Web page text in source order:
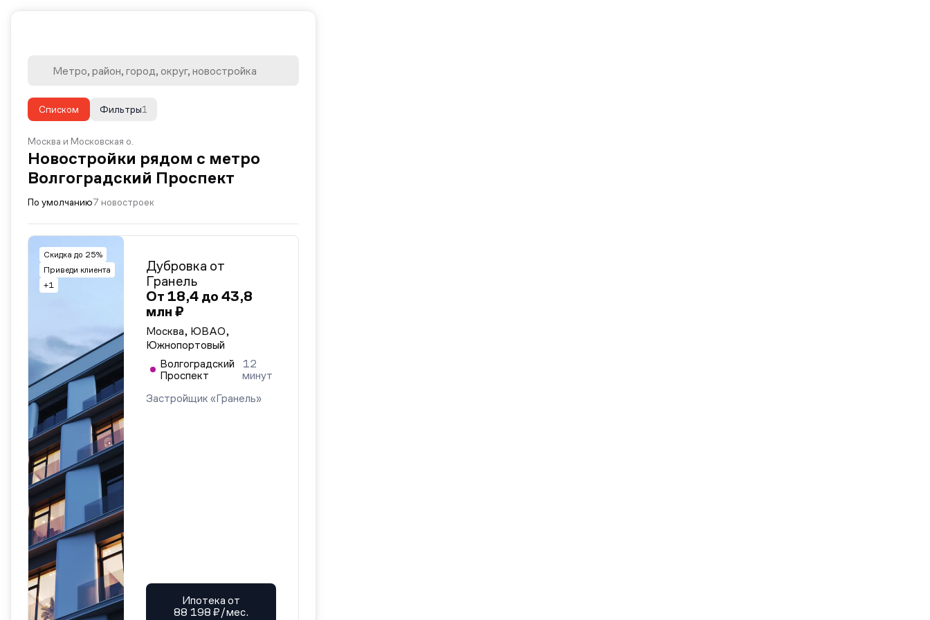
Списком 1
Фильтры
Москва и Московская о.
Новостройки рядом с метро
Волгоградский Проспект
По умолчанию7 новостроек
Скидка до 25%
Приведи клиента
+1
Дубровка от
Гранель
От 18,4 до 43,8
млн ₽
Москва, ЮВАО,
Южнопортовый
Волгоградский
Проспект
12
минут
Застройщик «Гранель»
Ипотека от
88 198 ₽/мес.